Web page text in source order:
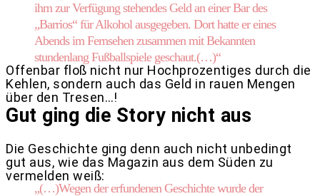
ihm zur Verfügung stehendes Geld an einer Bar des
„Barrios“ für Alkohol ausgegeben. Dort hatte er eines
Abends im Fernsehen zusammen mit Bekannten
stundenlang Fußballspiele geschaut.(…)“
Offenbar floß nicht nur Hochprozentiges durch die
Kehlen, sondern auch das Geld in rauen Mengen
über den Tresen…!
Gut ging die Story nicht aus
Die Geschichte ging denn auch nicht unbedingt
gut aus, wie das Magazin aus dem Süden zu
vermelden weiß:
„(…)Wegen der erfundenen Geschichte wurde der